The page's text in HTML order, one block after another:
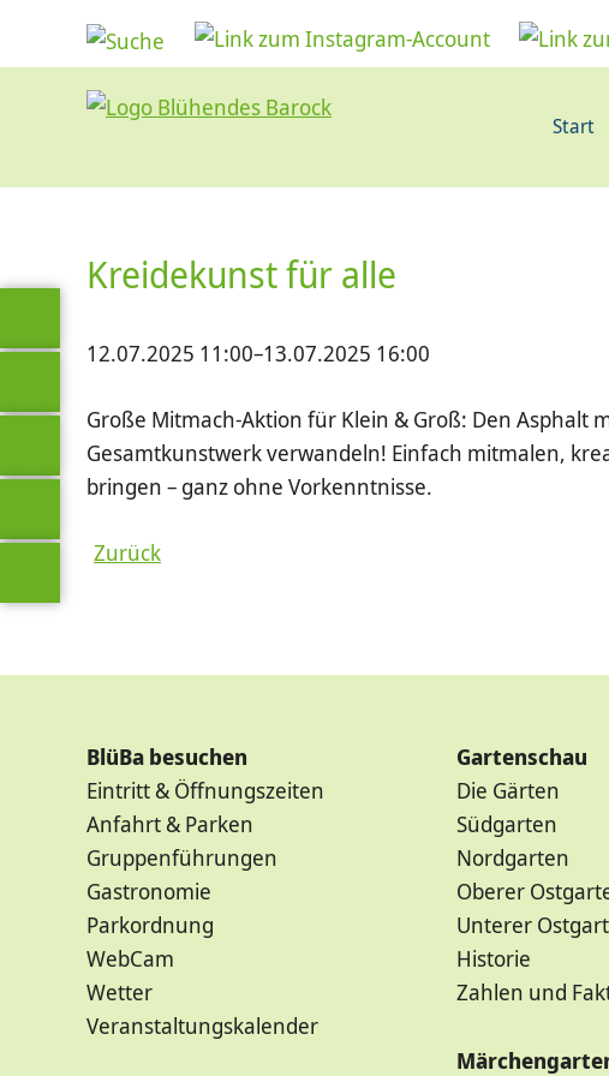
Start
Kreidekunst für alle
12.07.2025 11:00–13.07.2025 16:00
Große Mitmach-Aktion für Klein & Groß: Den Asphalt
Gesamtkunstwerk verwandeln! Einfach mitmalen,
bringen – ganz ohne Vorkenntnisse.
Zurück
BlüBa besuchen
Eintritt & Öffnungszeiten
Anfahrt & Parken
Gruppenführungen
Gastronomie
Parkordnung
WebCam
Wetter
Veranstaltungskalender
Gartenschau
Die Gärten
Südgarten
Nordgarten
Oberer
Unterer
Historie
Zahlen und